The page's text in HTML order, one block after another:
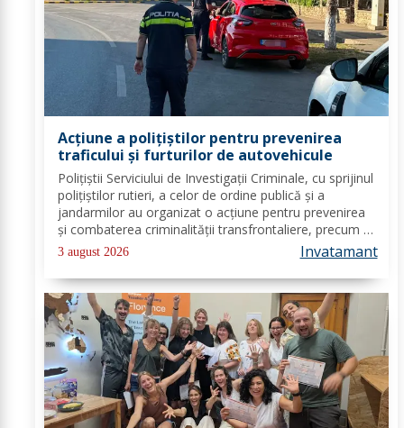
Acțiune a polițiștilor pentru prevenirea
traficului și furturilor de autovehicule
Polițiștii Serviciului de Investigații Criminale, cu sprijinul
polițiștilor rutieri, a celor de ordine publică și a
jandarmilor au organizat o acțiune pentru prevenirea
și combaterea criminalității transfrontaliere, precum și
pentru combaterea traficului și furturilor de
autovehicule, pe raza...
3 august 2026 Invatamant